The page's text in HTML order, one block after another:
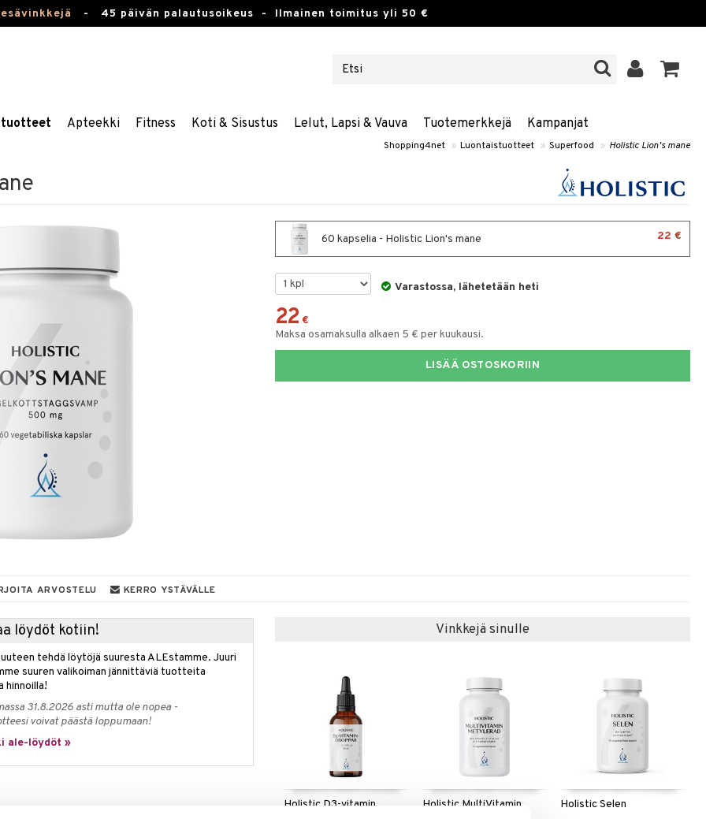
- 45 päivän palautusoikeus - Ilmainen toimitus yli 50 €
Apteekki Fitness Koti & Sisustus Lelut, Lapsi & Vauva Tuotemerkkejä Kampanjat
Shopping4net » Luontaistuotteet » Superfood » Holistic Lion's mane
60 kapselia - Holistic Lion's mane 22 €
Varastossa, lähetetään heti
22 €
Maksa osamaksulla alkaen 5 € per kuukausi.
LISÄÄ OSTOSKORIIN
ARVOSTELU KERRO YSTÄVÄLLE
löydöt kotiin!
tehdä löytöjä suuresta ALEstamme. Juuri
suuren valikoiman jännittäviä tuotteita
hinnoilla!
31.8.2026 asti mutta ole nopea -
voivat päästä loppumaan!
ale-löydöt »
Vinkkejä sinulle
Holistic D3-vitamin
Holistic MultiVitamin
Holistic Selen